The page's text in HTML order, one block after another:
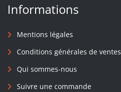
Informations
Mentions légales
Conditions générales de ventes
Qui sommes-nous
Suivre une commande